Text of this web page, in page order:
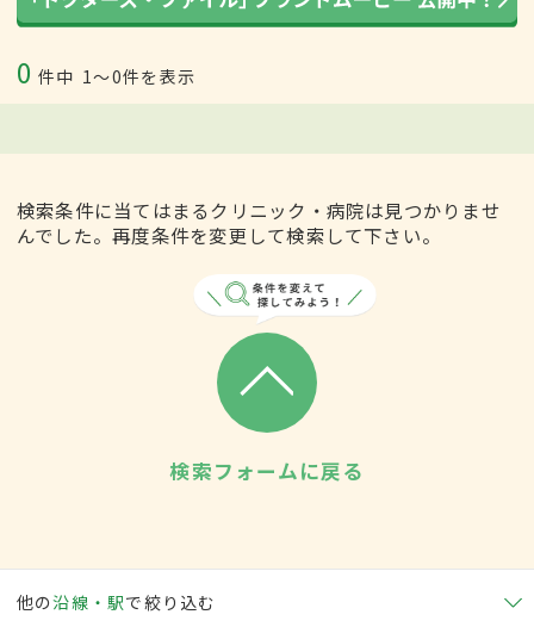
0 件中 1〜0件を表示
検索条件に当てはまるクリニック・病院は見つかりませ
んでした。再度条件を変更して検索して下さい。
検索フォームに戻る
他の沿線・駅で絞り込む